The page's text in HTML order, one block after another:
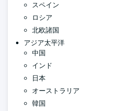
スペイン
ロシア
北欧諸国
アジア太平洋
中国
インド
日本
オーストラリア
韓国